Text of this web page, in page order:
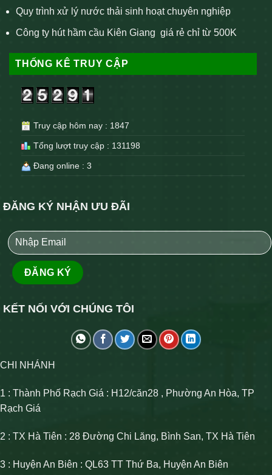
Quy trình xử lý nước thải sinh hoạt chuyên nghiệp
Công ty hút hầm cầu Kiên Giang giá rẻ chỉ từ 500K
THỐNG KÊ TRUY CẬP
Truy cập hôm nay : 1847
Tổng lượt truy cập : 131198
Đang online : 3
ĐĂNG KÝ NHẬN ƯU ĐÃI
KẾT NỐI VỚI CHÚNG TÔI
CHI NHÁNH
1 : Thành Phố Rạch Giá : H12/căn28 , Phường An Hòa, TP
Rạch Giá
2 : TX Hà Tiên : 28 Đường Chi Lăng, Bình San, TX Hà Tiên
3 : Huyện An Biên : QL63 TT Thứ Ba, Huyện An Biên